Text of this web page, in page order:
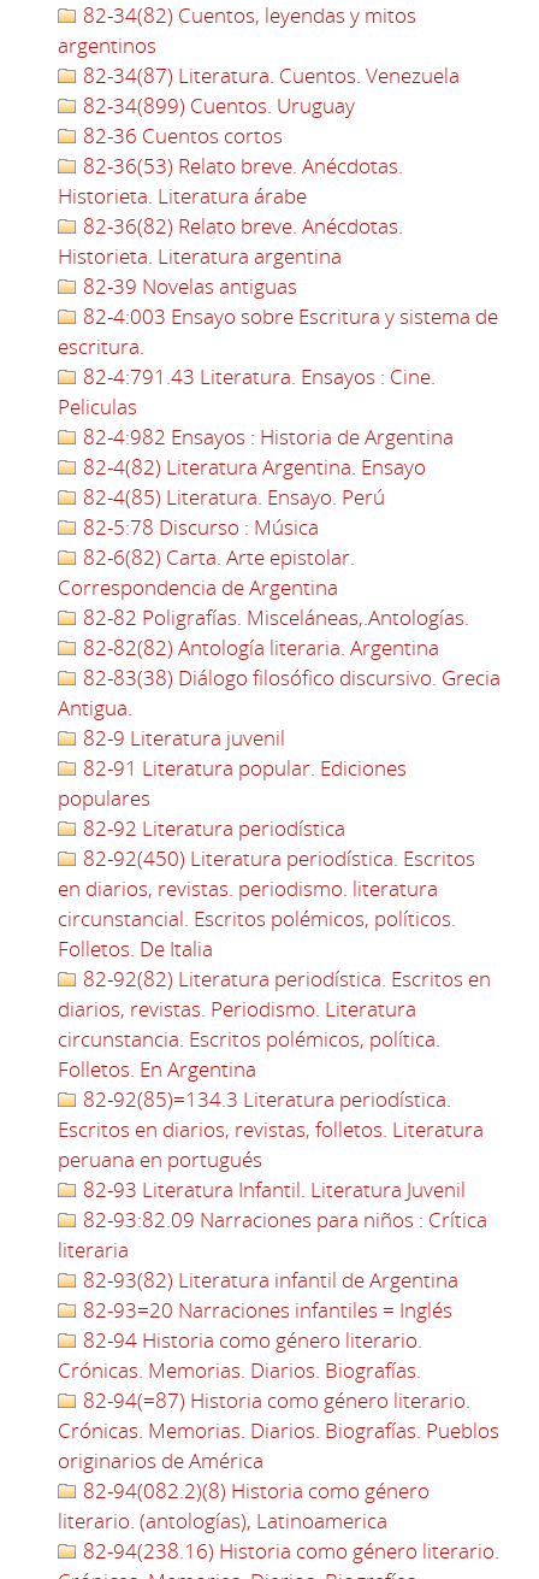
82-34(82) Cuentos, leyendas y mitos
argentinos
82-34(87) Literatura. Cuentos. Venezuela
82-34(899) Cuentos. Uruguay
82-36 Cuentos cortos
82-36(53) Relato breve. Anécdotas.
Historieta. Literatura árabe
82-36(82) Relato breve. Anécdotas.
Historieta. Literatura argentina
82-39 Novelas antiguas
82-4:003 Ensayo sobre Escritura y sistema de
escritura.
82-4:791.43 Literatura. Ensayos : Cine.
Peliculas
82-4:982 Ensayos : Historia de Argentina
82-4(82) Literatura Argentina. Ensayo
82-4(85) Literatura. Ensayo. Perú
82-5:78 Discurso : Música
82-6(82) Carta. Arte epistolar.
Correspondencia de Argentina
82-82 Poligrafías. Misceláneas,.Antologías.
82-82(82) Antología literaria. Argentina
82-83(38) Diálogo filosófico discursivo. Grecia
Antigua.
82-9 Literatura juvenil
82-91 Literatura popular. Ediciones
populares
82-92 Literatura periodística
82-92(450) Literatura periodística. Escritos
en diarios, revistas. periodismo. literatura
circunstancial. Escritos polémicos, políticos.
Folletos. De Italia
82-92(82) Literatura periodística. Escritos en
diarios, revistas. Periodismo. Literatura
circunstancia. Escritos polémicos, política.
Folletos. En Argentina
82-92(85)=134.3 Literatura periodística.
Escritos en diarios, revistas, folletos. Literatura
peruana en portugués
82-93 Literatura Infantil. Literatura Juvenil
82-93:82.09 Narraciones para niños : Crítica
literaria
82-93(82) Literatura infantil de Argentina
82-93=20 Narraciones infantiles = Inglés
82-94 Historia como género literario.
Crónicas. Memorias. Diarios. Biografías.
82-94(=87) Historia como género literario.
Crónicas. Memorias. Diarios. Biografías. Pueblos
originarios de América
82-94(082.2)(8) Historia como género
literario. (antologías), Latinoamerica
82-94(238.16) Historia como género literario.